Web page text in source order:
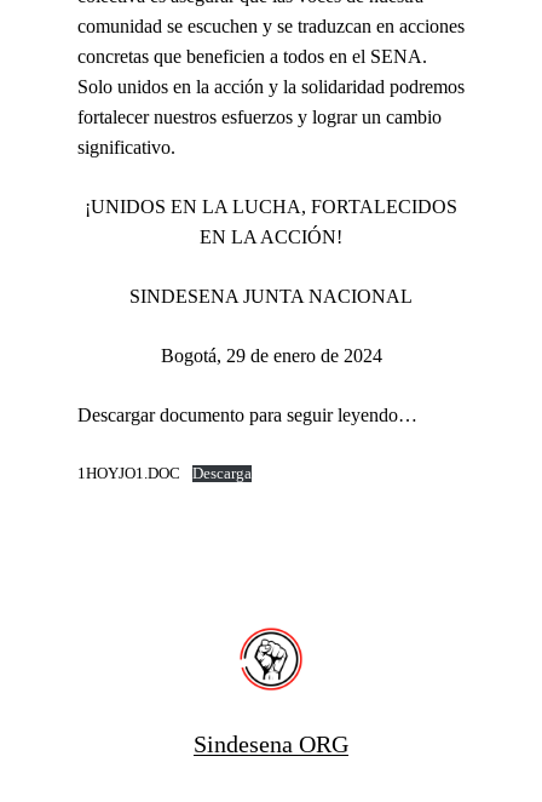
comunidad se escuchen y se traduzcan en acciones
concretas que beneficien a todos en el SENA.
Solo unidos en la acción y la solidaridad podremos
fortalecer nuestros esfuerzos y lograr un cambio
significativo.
¡UNIDOS EN LA LUCHA, FORTALECIDOS
EN LA ACCIÓN!
SINDESENA JUNTA NACIONAL
Bogotá, 29 de enero de 2024
Descargar documento para seguir leyendo…
1HOYJO1.DOC Descarga
Sindesena ORG